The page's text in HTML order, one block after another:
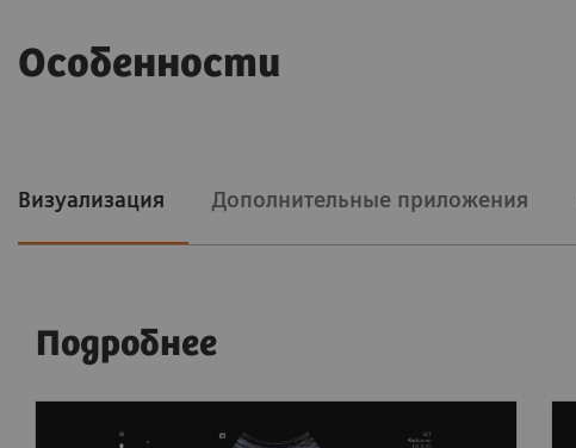
Особенности
Визуализация Дополнительные приложения
Подробнее